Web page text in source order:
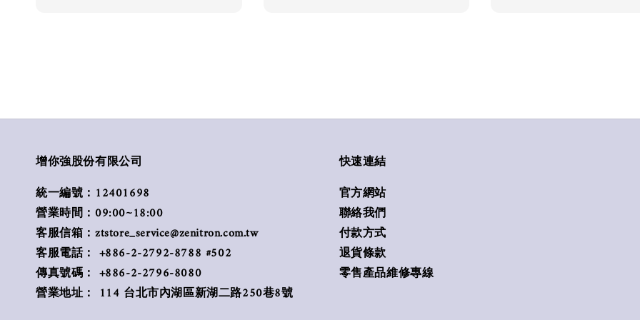
增你強股份有限公司
統一編號：12401698
營業時間：09:00~18:00
客服信箱：ztstore_service@zenitron.com.tw
客服電話： +886-2-2792-8788 #502
傳真號碼： +886-2-2796-8080
營業地址： 114 台北市內湖區新湖二路250巷8號
快速連結
官方網站
聯絡我們
付款方式
退貨條款
零售產品維修專線